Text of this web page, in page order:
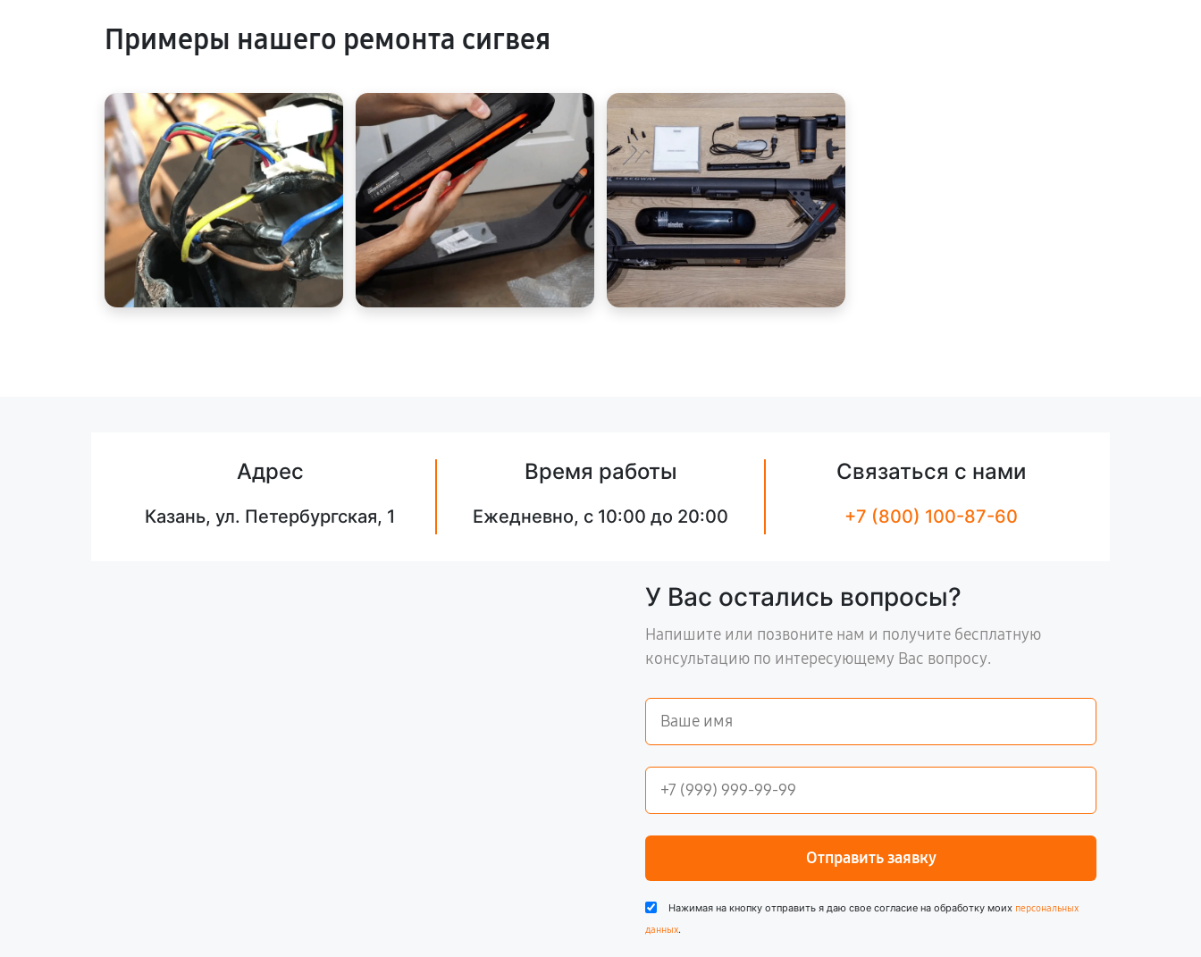
Примеры нашего ремонта сигвея
Адрес
Казань, ул. Петербургская, 1
Время работы
Ежедневно, с 10:00 до 20:00
Связаться с нами
+7 (800) 100-87-60
У Вас остались вопросы?
Напишите или позвоните нам и получите бесплатную
консультацию по интересующему Вас вопросу.
Отправить заявку
Нажимая на кнопку отправить я даю свое согласие на обработку моих персональных
данных.